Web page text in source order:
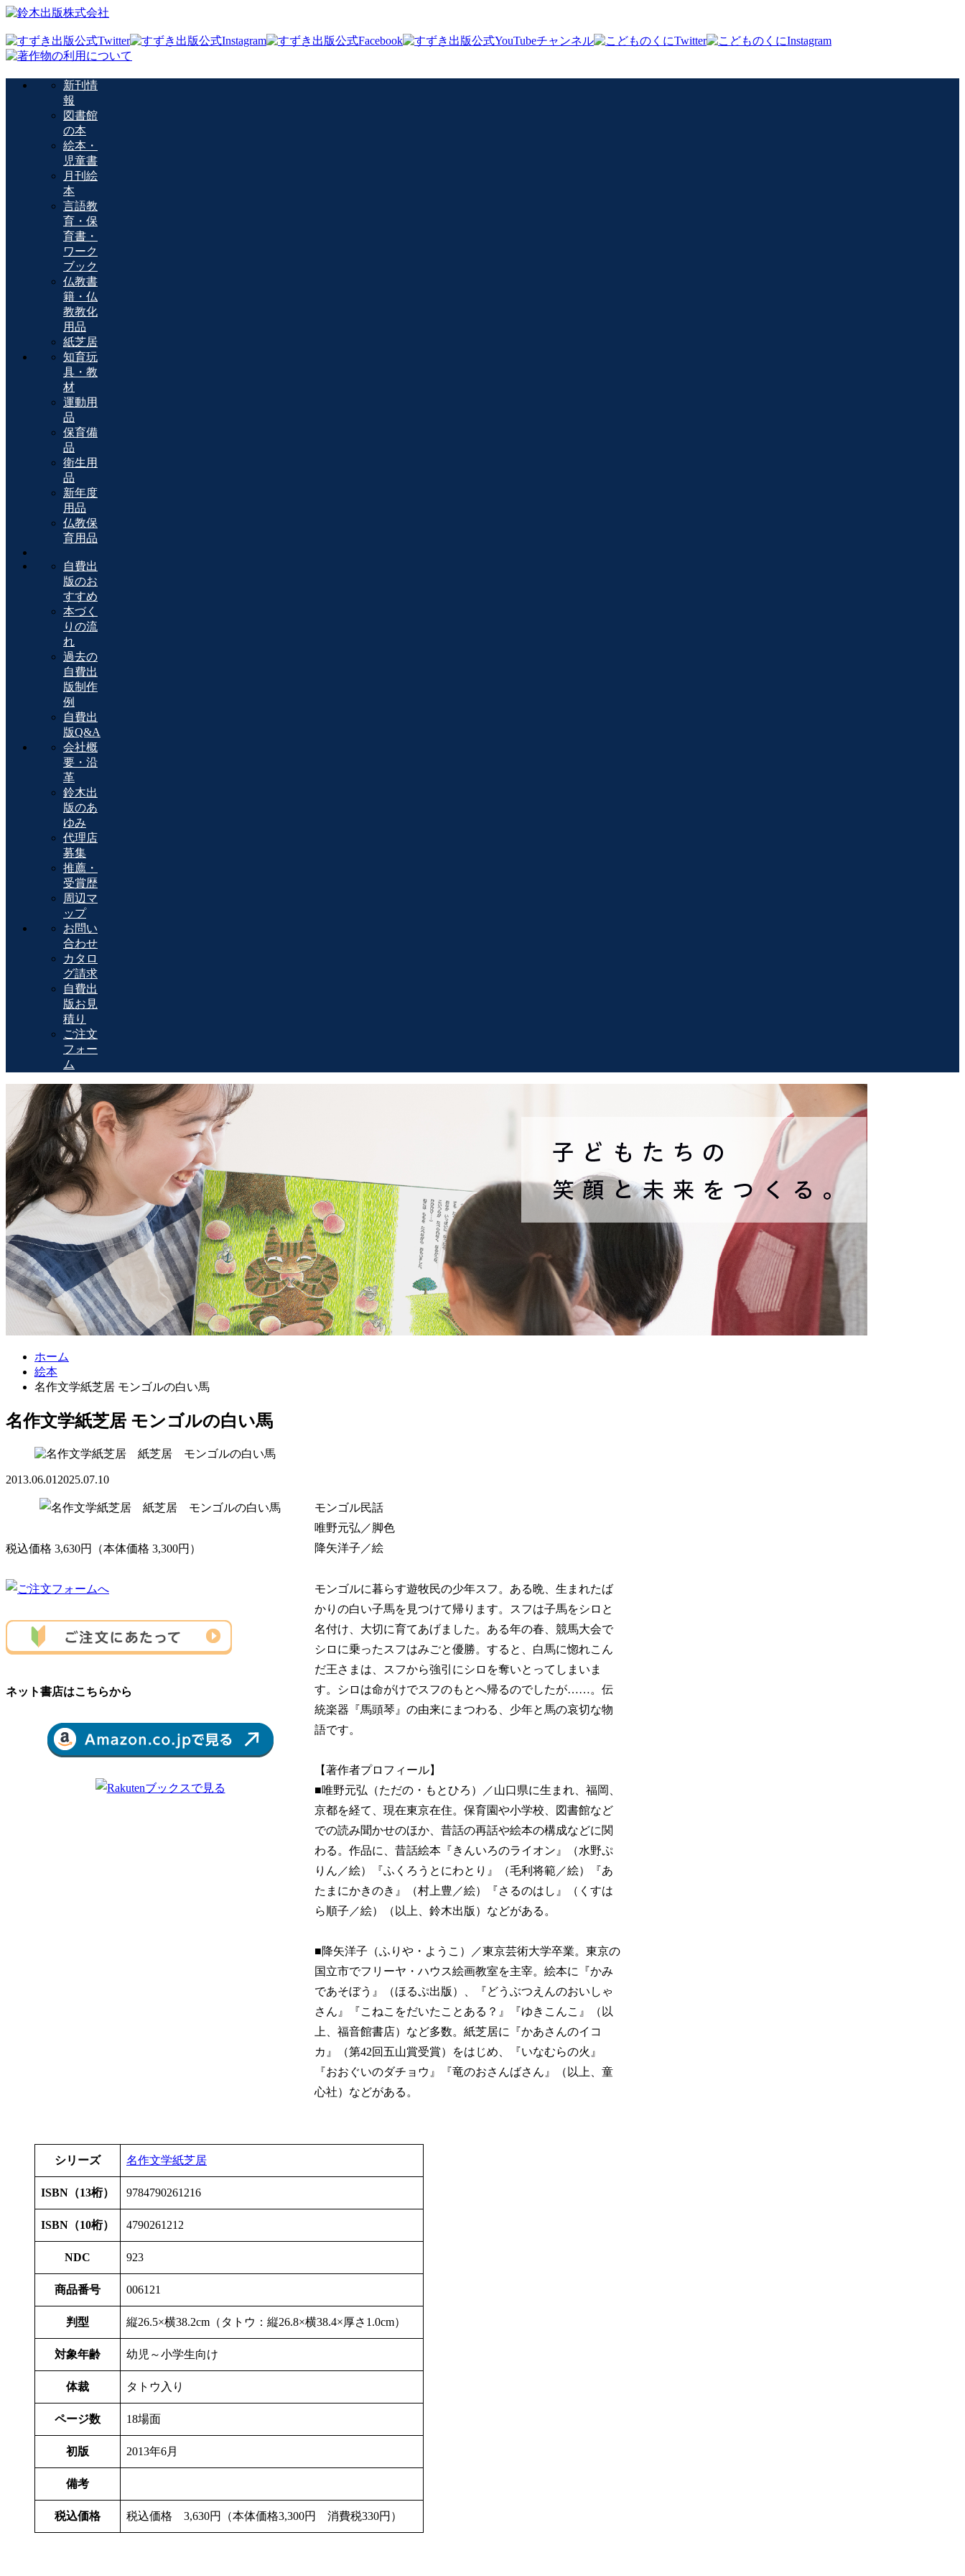
新刊情
報
図書館
の本
絵本・
児童書
月刊絵
本
言語教
育・保
育書・
ワーク
ブック
仏教書
籍・仏
教教化
用品
紙芝居
知育玩
具・教
材
運動用
品
保育備
品
衛生用
品
新年度
用品
仏教保
育用品
自費出
版のお
すすめ
本づく
りの流
れ
過去の
自費出
版制作
例
自費出
版Q&A
会社概
要・沿
革
鈴木出
版のあ
ゆみ
代理店
募集
推薦・
受賞歴
周辺マ
ップ
お問い
合わせ
カタロ
グ請求
自費出
版お見
積り
ご注文
フォー
ム
ホーム
絵本
名作文学紙芝居 モンゴルの白い馬
名作文学紙芝居 モンゴルの白い馬
2013.06.01 2025.07.10
税込価格 3,630円（本体価格 3,300円）
ネット書店はこちらから
モンゴル民話
唯野元弘／脚色
降矢洋子／絵
モンゴルに暮らす遊牧民の少年スフ。ある晩、生まれたば
かりの白い子馬を見つけて帰ります。スフは子馬をシロと
名付け、大切に育てあげました。ある年の春、競馬大会で
シロに乗ったスフはみごと優勝。すると、白馬に惚れこん
だ王さまは、スフから強引にシロを奪いとってしまいま
す。シロは命がけでスフのもとへ帰るのでしたが……。伝
統楽器『馬頭琴』の由来にまつわる、少年と馬の哀切な物
語です。
【著作者プロフィール】
■唯野元弘（ただの・もとひろ）／山口県に生まれ、福岡、
京都を経て、現在東京在住。保育園や小学校、図書館など
での読み聞かせのほか、昔話の再話や絵本の構成などに関
わる。作品に、昔話絵本『きんいろのライオン』（水野ぷ
りん／絵）『ふくろうとにわとり』（毛利将範／絵）『あ
たまにかきのき』（村上豊／絵）『さるのはし』（くすは
ら順子／絵）（以上、鈴木出版）などがある。
■降矢洋子（ふりや・ようこ）／東京芸術大学卒業。東京の
国立市でフリーヤ・ハウス絵画教室を主宰。絵本に『かみ
であそぼう』（ほるぷ出版）、『どうぶつえんのおいしゃ
さん』『こねこをだいたことある？』『ゆきこんこ』（以
上、福音館書店）など多数。紙芝居に『かあさんのイコ
カ』（第42回五山賞受賞）をはじめ、『いなむらの火』
『おおぐいのダチョウ』『竜のおさんばさん』（以上、童
心社）などがある。
シリーズ 名作文学紙芝居
ISBN（13桁） 9784790261216
ISBN（10桁） 4790261212
NDC 923
商品番号 006121
判型 縦26.5×横38.2cm（タトウ：縦26.8×横38.4×厚さ1.0cm）
対象年齢 幼児～小学生向け
体裁 タトウ入り
ページ数 18場面
初版 2013年6月
備考
税込価格 税込価格 3,630円（本体価格3,300円 消費税330円）